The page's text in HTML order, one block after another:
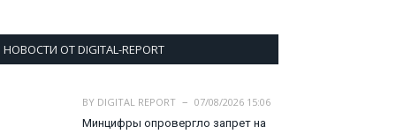
НОВОСТИ ОТ DIGITAL-REPORT
BY DIGITAL REPORT
07/08/2026 15:06
Минцифры опровергло запрет на